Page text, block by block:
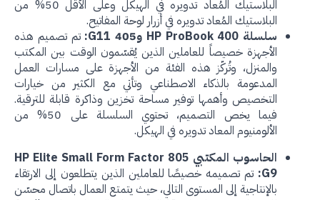
البلاستيك المُعاد تدويره في الهيكل وعلى الأقل 50% من
البلاستيك المُعاد تدويره في أزرار لوحة المفاتيح.
سلسلة HP ProBook 400 و405 G11:
تم تصميم هذه
الأجهزة خصيصاً للعاملين الذين يُقسّمون الوقت بين المكتب
والمنزل، وتُركّز هذه الفئة من الأجهزة على مسارات العمل
المدعومة بالذكاء الاصطناعي وتأتي مع الكثير من خيارات
التخصيص وأهمها توفير مساحة تخزين وذاكرة قابلة للترقية.
فيما يخص التصميم، تحتوي السلسلة على 50% من
الألومنيوم المعاد تدويره في الهيكل.
الحاسوب المكتبي HP Elite Small Form Factor 805
تم تصميمه خصيصًا للعاملين الذين يتطلعون إلى الارتقاء
بالإنتاجية إلى المستوى التالي، حيث يتمتع العمال باتصال محسّن